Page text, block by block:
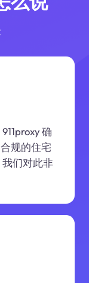
确
规的住宅
们对此非